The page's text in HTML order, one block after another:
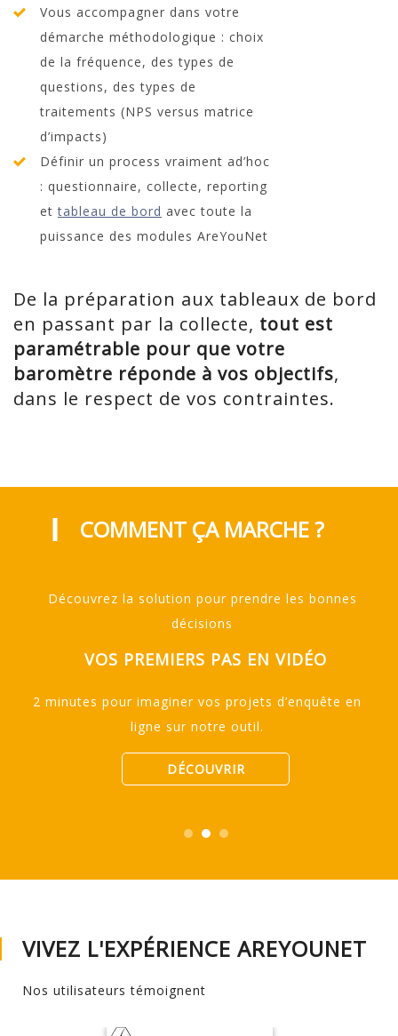
Vous accompagner dans votre
démarche méthodologique : choix
de la fréquence, des types de
questions, des types de
traitements (NPS versus matrice
d’impacts)
Définir un process vraiment ad’hoc
: questionnaire, collecte, reporting
ettableau de bord avec toute la
puissance des modules AreYouNet
De la préparation aux tableaux de bord
en passant par la collecte, tout est
paramétrable pour que votre
baromètre réponde à vos objectifs,
dans le respect de vos contraintes.
COMMENT ÇA MARCHE ?
Découvrez la solution pour prendre les bonnes
décisions
VOS PREMIERS PAS EN VIDÉO
2 minutes pour imaginer vos projets d’enquête en
ligne sur notre outil.
DÉCOUVRIR
VIVEZ L'EXPÉRIENCE AREYOUNET
Nos utilisateurs témoignent